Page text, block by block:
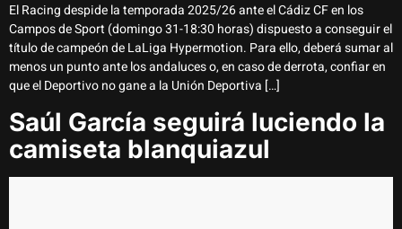
El Racing despide la temporada 2025/26 ante el Cádiz CF en los
Campos de Sport (domingo 31-18:30 horas) dispuesto a conseguir el
título de campeón de LaLiga Hypermotion. Para ello, deberá sumar al
menos un punto ante los andaluces o, en caso de derrota, confiar en
que el Deportivo no gane a la Unión Deportiva […]
Saúl García seguirá luciendo la
camiseta blanquiazul